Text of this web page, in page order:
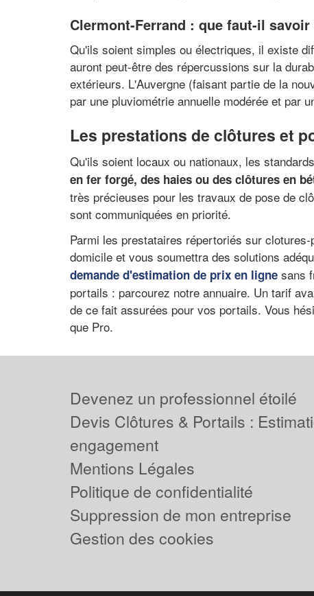
Clermont-Ferrand : que faut-il
Qu'ils soient simples ou électriques, il existe
auront peut-être des répercussions sur la
extérieurs. L'Auvergne (faisant partie de la
par une pluviométrie annuelle modérée et par
Les prestations de clôtures et
Qu'ils soient locaux ou nationaux, les
en fer forgé, des haies ou des clôtures en
très précieuses pour les travaux de pose de
sont communiquées en priorité.
Parmi les prestataires répertoriés sur
domicile et vous soumettra des solutions
demande d'estimation de prix en ligne sans
portails : parcourez notre annuaire. Un tarif
de ce fait assurées pour vos portails. Vous
que Pro.
Devenez un professionnel étoilé
Devis Clôtures & Portails :
engagement
Mentions Légales
Politique de confidentialité
Suppression de mon entreprise
Gestion des cookies